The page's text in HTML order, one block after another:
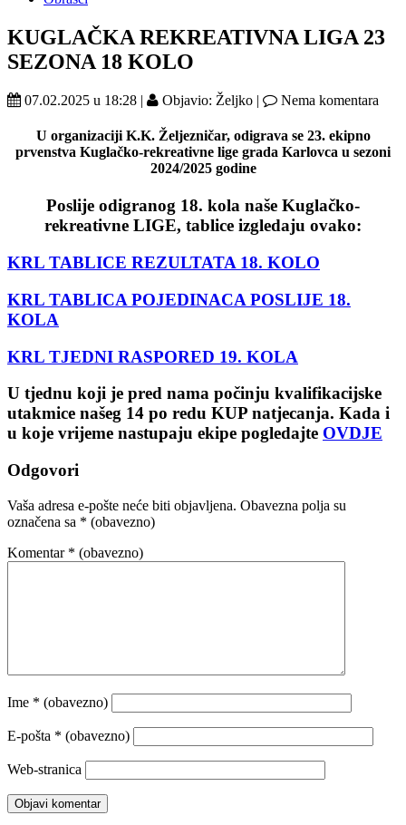
KUGLAČKA REKREATIVNA LIGA 23
SEZONA 18 KOLO
07.02.2025 u 18:28 | Objavio: Željko | Nema komentara
U organizaciji K.K. Željezničar, odigrava se 23. ekipno
prvenstva Kuglačko-rekreativne lige grada Karlovca u sezoni
2024/2025 godine
Poslije odigranog 18. kola naše Kuglačko-
rekreativne LIGE, tablice izgledaju ovako:
KRL TABLICE REZULTATA 18. KOLO
KRL TABLICA POJEDINACA POSLIJE 18.
KOLA
KRL TJEDNI RASPORED 19. KOLA
U tjednu koji je pred nama počinju kvalifikacijske
utakmice našeg 14 po redu KUP natjecanja. Kada i
u koje vrijeme nastupaju ekipe pogledajte OVDJE
Odgovori
Vaša adresa e-pošte neće biti objavljena. Obavezna polja su
označena sa * (obavezno)
Komentar * (obavezno)
Ime * (obavezno)
E-pošta * (obavezno)
Web-stranica